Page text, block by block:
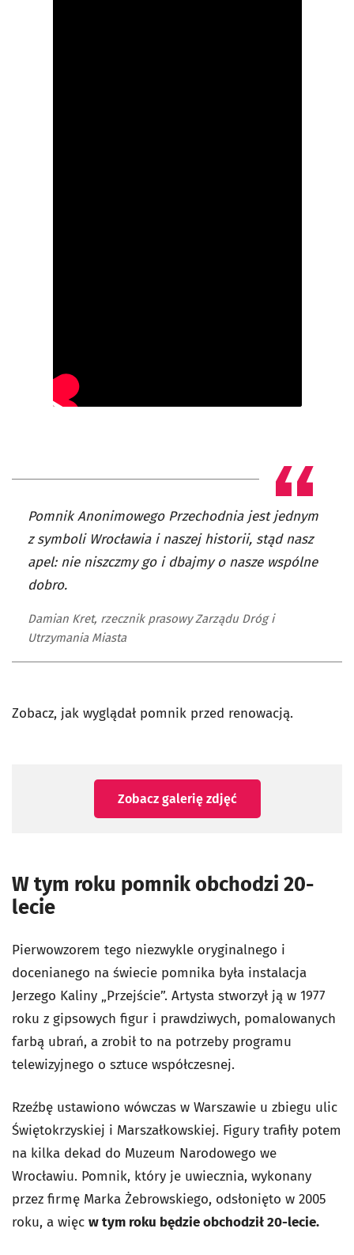
Pomnik Anonimowego Przechodnia jest jednym
z symboli Wrocławia i naszej historii, stąd nasz
apel: nie niszczmy go i dbajmy o nasze wspólne
dobro.
Damian Kret, rzecznik prasowy Zarządu Dróg i
Utrzymania Miasta
Zobacz, jak wyglądał pomnik przed renowacją.
Zobacz galerię zdjęć
W tym roku pomnik obchodzi 20-
lecie
Pierwowzorem tego niezwykle oryginalnego i
docenianego na świecie pomnika była instalacja
Jerzego Kaliny „Przejście”. Artysta stworzył ją w 1977
roku z gipsowych figur i prawdziwych, pomalowanych
farbą ubrań, a zrobił to na potrzeby programu
telewizyjnego o sztuce współczesnej.
Rzeźbę ustawiono wówczas w Warszawie u zbiegu ulic
Świętokrzyskiej i Marszałkowskiej. Figury trafiły potem
na kilka dekad do Muzeum Narodowego we
Wrocławiu. Pomnik, który je uwiecznia, wykonany
przez firmę Marka Żebrowskiego, odsłonięto w 2005
roku, a więc w tym roku będzie obchodził 20-lecie.